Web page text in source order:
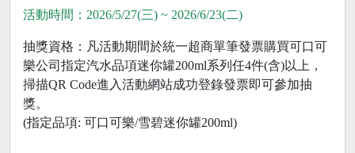
活動時間：2026/5/27(三) ~ 2026/6/23(二)
抽獎資格：凡活動期間於統一超商單筆發票購買可口可
樂公司指定汽水品項迷你罐200ml系列任4件(含)以上，
掃描QR Code進入活動網站成功登錄發票即可參加抽
獎。
(指定品項: 可口可樂/雪碧迷你罐200ml)